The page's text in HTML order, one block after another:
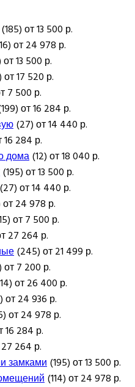
(185) от 13 500 р.
от 24 978 р.
от 13 500 р.
от 17 520 р.
7 500 р.
от 16 284 р.
(27) от 14 440 р.
16 284 р.
дома(12) от 18 040 р.
(195) от 13 500 р.
(27) от 14 440 р.
от 24 978 р.
от 7 500 р.
27 264 р.
(245) от 21 499 р.
от 7 200 р.
от 26 400 р.
от 24 936 р.
от 24 978 р.
16 284 р.
264 р.
замками(195) от 13 500 р.
(114) от 24 978 р.